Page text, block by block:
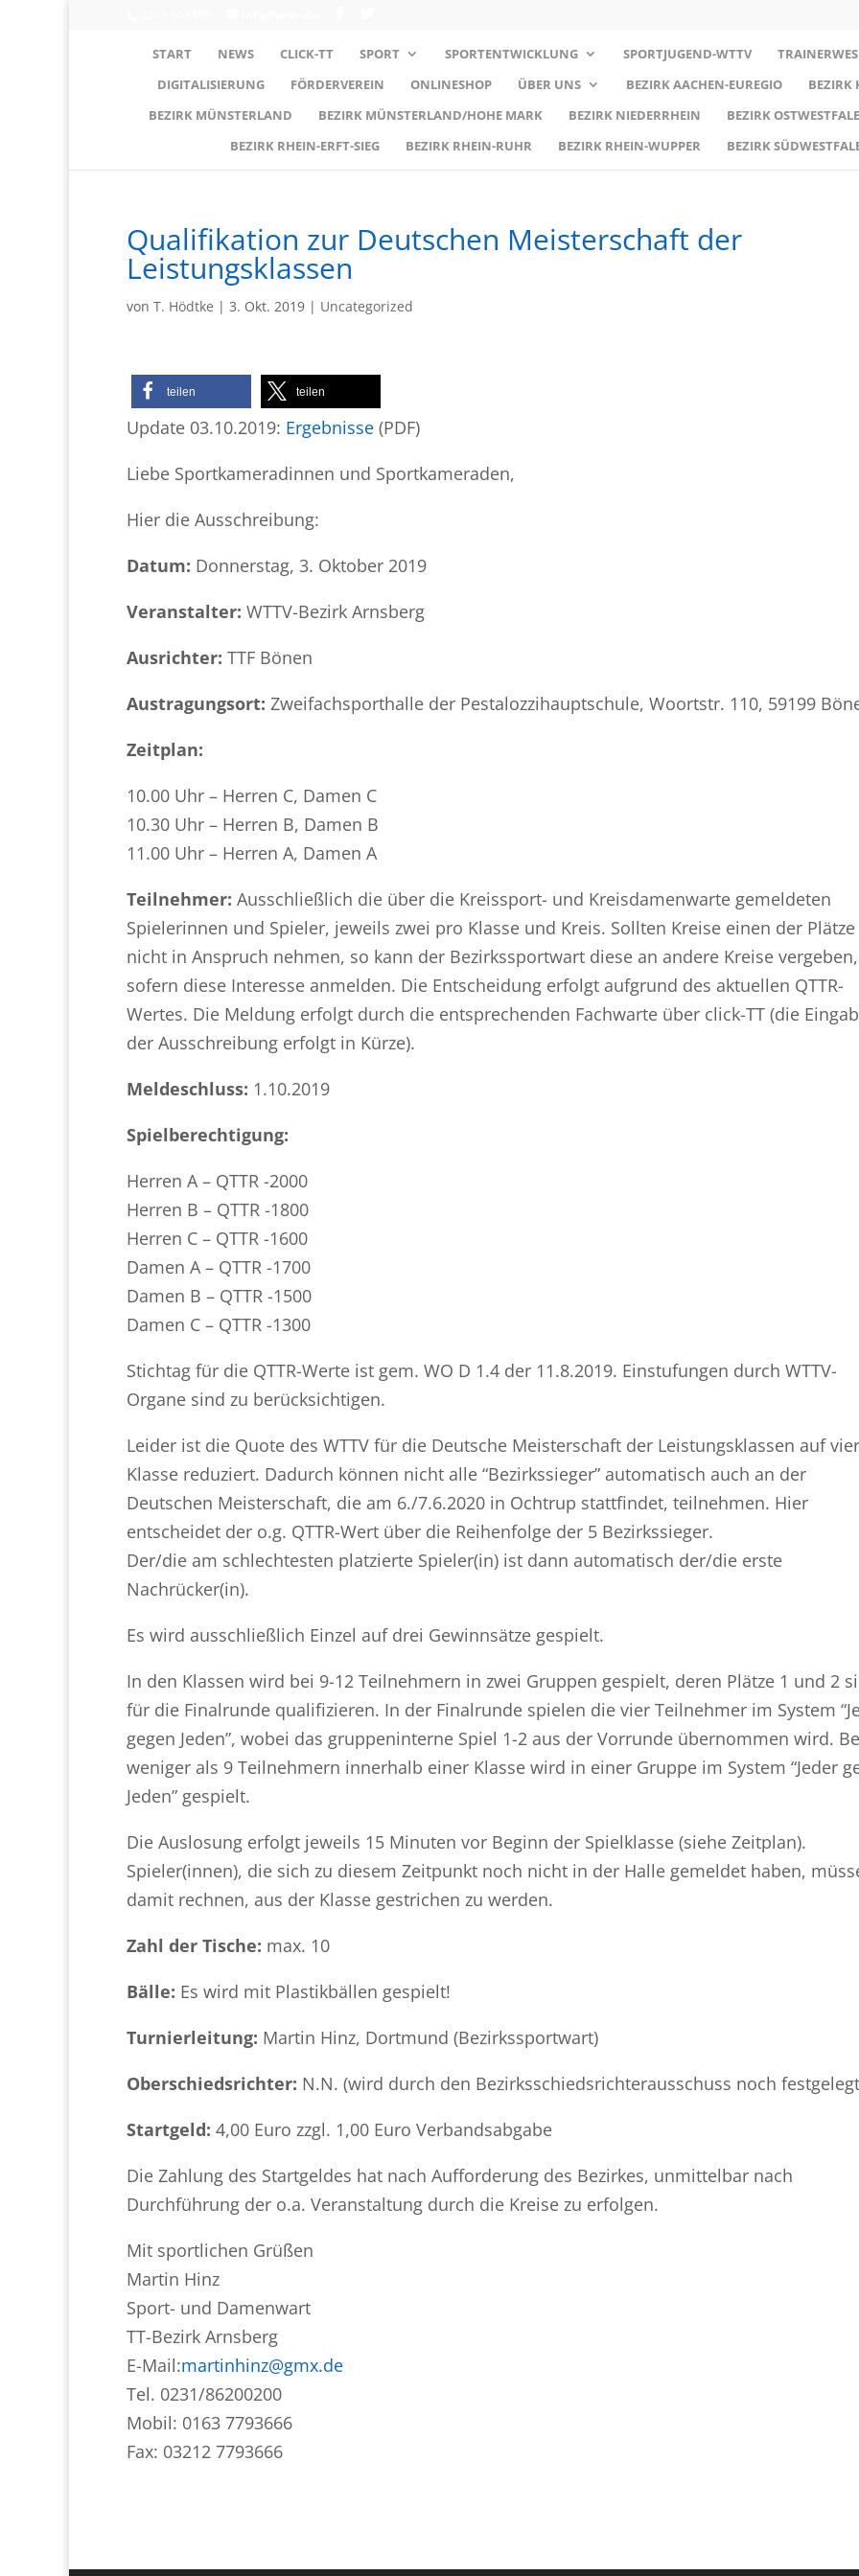
START NEWS CLICK-TT SPORT SPORTENTWICKLUNG SPORTJUGEND-WTTV
DIGITALISIERUNG
FÖRDERVEREIN ONLINESHOP ÜBER UNS BEZIRK AACHEN-EUREGIO
BEZIRK
BEZIRK MÜNSTERLAND
BEZIRK MÜNSTERLAND/HOHE MARK BEZIRK NIEDERRHEIN
BEZIRK
BEZIRK RHEIN-ERFT-SIEG
BEZIRK RHEIN-RUHR BEZIRK RHEIN-WUPPER BEZIRK
Qualifikation zur De​utschen Meiste​rschaft der
Leistungsklassen
von T. Hödtke | 3. Okt. 2019 | Uncategorized
teilen teilen
Update 03.10.2019: Ergebnisse (PDF)
Liebe Sportkameradinnen und Sportkameraden,
Hier die Ausschreibung:
Datum: Donnerstag, 3. Oktober 2019
Veranstalter: WTTV-Bezirk Arnsberg
Ausrichter: TTF Bönen
Austragungsort: Zweifachsporthalle der Pestalozzihauptschule, Woortstr. 110, 59199
Zeitplan:
10.00 Uhr – Herren C, Damen C
10.30 Uhr – Herren B, Damen B
11.00 Uhr – Herren A, Damen A
Teilnehmer: Ausschließlich die über die Kreissport- und Kreisdamenwarte gemeldeten
Spielerinnen und Spieler, jeweils zwei pro Klasse und Kreis. Sollten Kreise einen der Plätze
nicht in Anspruch nehmen, so kann der Bezirkssportwart diese an andere Kreise vergeben,
sofern diese Interesse anmelden. Die Entscheidung erfolgt aufgrund des aktuellen QTTR-
Wertes. Die Meldung erfolgt durch die entsprechenden Fachwarte über click-TT (die
der Ausschreibung erfolgt in Kürze).
Meldeschluss: 1.10.2019
Spielberechtigung:
Herren A – QTTR -2000
Herren B – QTTR -1800
Herren C – QTTR -1600
Damen A – QTTR -1700
Damen B – QTTR -1500
Damen C – QTTR -1300
Stichtag für die QTTR-Werte ist gem. WO D 1.4 der 11.8.2019. Einstufungen durch WTTV-
Organe sind zu berücksichtigen.
Leider ist die Quote des WTTV für die Deutsche Meisterschaft der Leistungsklassen auf
Klasse reduziert. Dadurch können nicht alle “Bezirkssieger” automatisch auch an der
Deutschen Meisterschaft, die am 6./7.6.2020 in Ochtrup stattfindet, teilnehmen. Hier
entscheidet der o.g. QTTR-Wert über die Reihenfolge der 5 Bezirkssieger.
Der/die am schlechtesten platzierte Spieler(in) ist dann automatisch der/die erste
Nachrücker(in).
Es wird ausschließlich Einzel auf drei Gewinnsätze gespielt.
In den Klassen wird bei 9-12 Teilnehmern in zwei Gruppen gespielt, deren Plätze 1 und 2
für die Finalrunde qualifizieren. In der Finalrunde spielen die vier Teilnehmer im System
gegen Jeden”, wobei das gruppeninterne Spiel 1-2 aus der Vorrunde übernommen wird.
weniger als 9 Teilnehmern innerhalb einer Klasse wird in einer Gruppe im System “Jeder
Jeden” gespielt.
Die Auslosung erfolgt jeweils 15 Minuten vor Beginn der Spielklasse (siehe Zeitplan).
Spieler(innen), die sich zu diesem Zeitpunkt noch nicht in der Halle gemeldet haben,
damit rechnen, aus der Klasse gestrichen zu werden.
Zahl der Tische: max. 10
Bälle: Es wird mit Plastikbällen gespielt!
Turnierleitung: Martin Hinz, Dortmund (Bezirkssportwart)
Oberschiedsrichter: N.N. (wird durch den Bezirksschiedsrichterausschuss noch
Startgeld: 4,00 Euro zzgl. 1,00 Euro Verbandsabgabe
Die Zahlung des Startgeldes hat nach Aufforderung des Bezirkes, unmittelbar nach
Durchführung der o.a. Veranstaltung durch die Kreise zu erfolgen.
Mit sportlichen Grüßen
Martin Hinz
Sport- und Damenwart
TT-Bezirk Arnsberg
E-Mail:martinhinz@gmx.de
Tel. 0231/86200200
Mobil: 0163 7793666
Fax: 03212 7793666